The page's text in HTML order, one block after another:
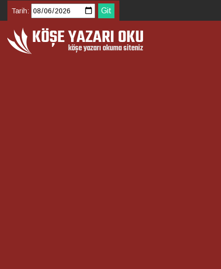
Tarih: